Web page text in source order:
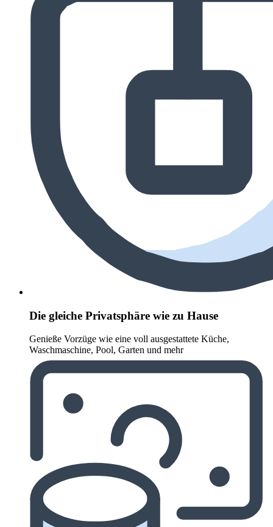
Die gleiche Privatsphäre wie zu Hause
Genieße Vorzüge wie eine voll ausgestattete Küche,
Waschmaschine, Pool, Garten und mehr